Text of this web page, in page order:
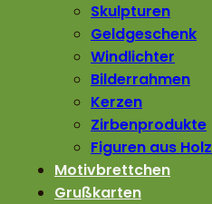
Skulpturen
Geldgeschenk
Windlichter
Bilderrahmen
Kerzen
Zirbenprodukte
Figuren aus Holz
Motivbrettchen
Grußkarten